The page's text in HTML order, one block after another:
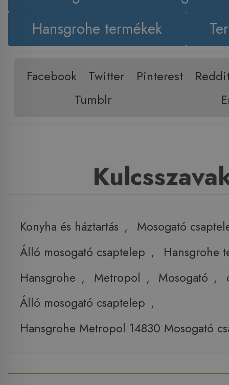
Hansgrohe termékek
Facebook Twitter Pinterest
Tumblr
Konyha és háztartás ,
Mosogató
Álló mosogató csaptelep ,
Hansgrohe
Hansgrohe , Metropol , Mosogató ,
Álló mosogató csaptelep ,
Hansgrohe Metropol 14830 Mosogató